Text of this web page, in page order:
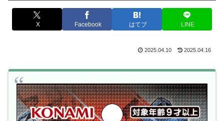
X Facebook はてブ LINE
2025.04.10 2025.04.16